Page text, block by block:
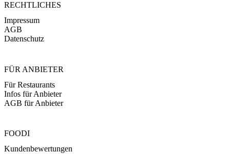
RECHTLICHES
Impressum
AGB
Datenschutz
FÜR ANBIETER
Für Restaurants
Infos für Anbieter
AGB für Anbieter
FOODI
Kundenbewertungen